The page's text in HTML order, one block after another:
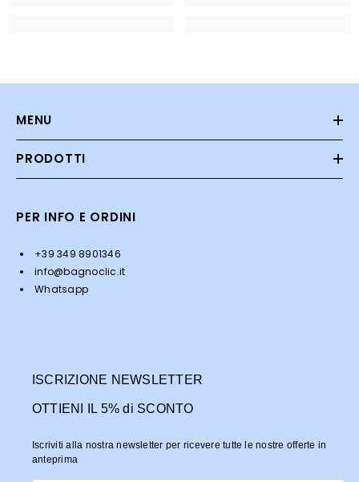
MENU
PRODOTTI
PER INFO E ORDINI
+39 349 8901346
info@bagnoclic.it
Whatsapp
ISCRIZIONE NEWSLETTER
OTTIENI IL 5% di SCONTO
Iscriviti alla nostra newsletter per ricevere tutte le nostre offerte in
anteprima